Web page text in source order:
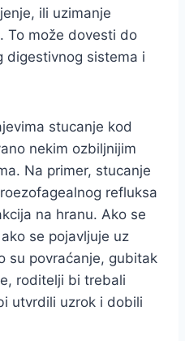
ili uzimanje
To može dovesti do
digestivnog sistema i
stucanje kod
nekim ozbiljnijim
Na primer, stucanje
refluksa
na hranu. Ako se
se pojavljuje uz
su povraćanje, gubitak
roditelji bi trebali
utvrdili uzrok i dobili